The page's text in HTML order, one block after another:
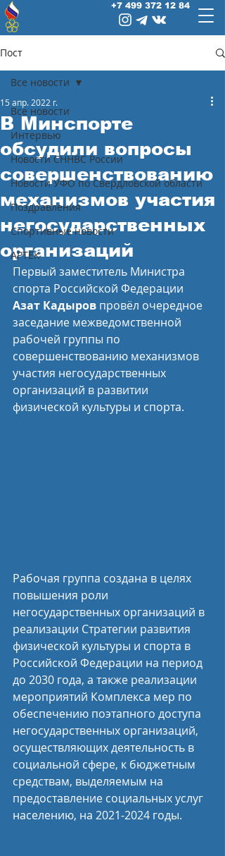
+7 499 372 12 84
Пост
Все новости
Интервью
Новости СННВС России
Новости УФО по Свердловской области
Поздравления
Спортивные новости
АРТЕК
Все новости
В Минспорте
обсудили вопросы
совершенствованию
механизмов участия
негосударственных
организаций
15 апр. 2022 г.
Первый заместитель Министра
спорта Российской Федерации
Азат Кадыров провёл очередное
заседание межведомственной
рабочей группы по
совершенствованию механизмов
участия негосударственных
организаций в развитии
физической культуры и спорта.
Рабочая группа создана в целях
повышения роли
негосударственных организаций в
реализации Стратегии развития
физической культуры и спорта в
Российской Федерации на период
до 2030 года, а также реализации
мероприятий Комплекса мер по
обеспечению поэтапного доступа
негосударственных организаций,
осуществляющих деятельность в
социальной сфере, к бюджетным
средствам, выделяемым на
предоставление социальных услуг
населению, на 2021-2024 годы.